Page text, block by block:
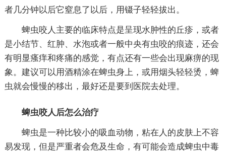
者几分钟以后它窒息了以后，用镊子轻轻拔出。
蜱虫咬人主要的临床特点是呈现水肿性的丘疹，或者
是小结节、红肿、水泡或者一般中央有虫咬的痕迹，还会
有明显瘙痒和疼痛的感觉，有点还有一些会出现麻痹的现
象。建议可以用酒精涂在蜱虫身上，或用烟头轻轻烫，蜱
虫就会慢慢的移出，最好还是要到医院去处理。
蜱虫咬人后怎么治疗
蜱虫是一种比较小的吸血动物，粘在人的皮肤上不容
易发现，但是严重者会危及生命，有可能会造成蜱虫中毒